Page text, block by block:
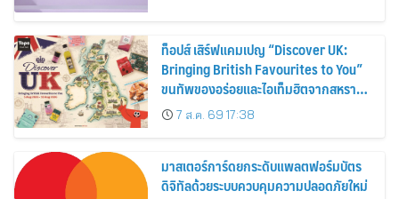
ท็อปส์ เสิร์ฟแคมเปญ “Discover UK:
Bringing British Favourites to You”
ขนทัพของอร่อยและไอเท็มฮิตจากสหราช
อาณาจักร ส่งตรงถึงมือตั้งแต่วันนี้ – 18
สิงหาคมนี้
7 ส.ค. 69 17:38
มาสเตอร์การ์ดยกระดับแพลตฟอร์มบัตร
ดิจิทัลด้วยระบบควบคุมความปลอดภัยใหม่